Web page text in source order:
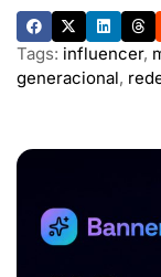
Tags: influencer,
generacional,